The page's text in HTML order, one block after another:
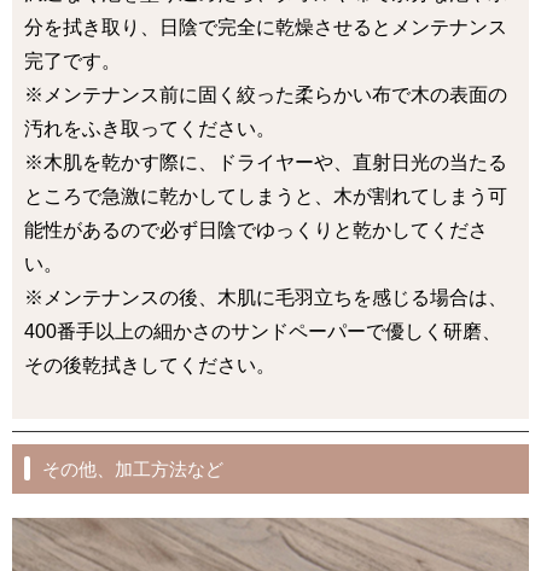
分を拭き取り、日陰で完全に乾燥させるとメンテナンス
完了です。
※メンテナンス前に固く絞った柔らかい布で木の表面の
汚れをふき取ってください。
※木肌を乾かす際に、ドライヤーや、直射日光の当たる
ところで急激に乾かしてしまうと、木が割れてしまう可
能性があるので必ず日陰でゆっくりと乾かしてくださ
い。
※メンテナンスの後、木肌に毛羽立ちを感じる場合は、
400番手以上の細かさのサンドペーパーで優しく研磨、
その後乾拭きしてください。
その他、加工方法など